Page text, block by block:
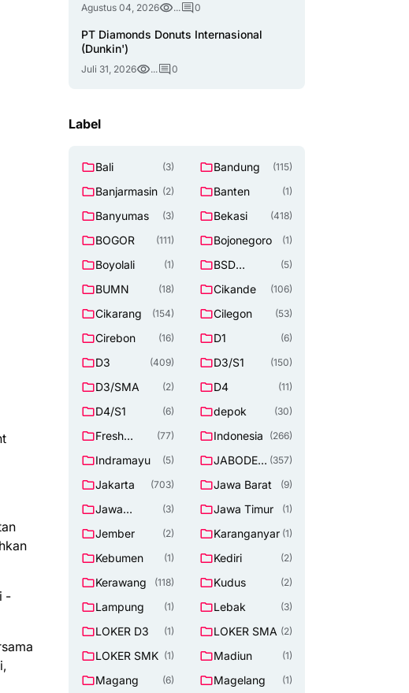
-
Agustus 04, 2026 ... 0
PT Diamonds Donuts Internasional
(Dunkin')
Juli 31, 2026 ... 0
Label
Bali (3) Bandung (115)
Banjarmasin (2) Banten (1)
Banyumas (3) Bekasi (418)
BOGOR (111) Bojonegoro (1)
Boyolali (1)
BSD
TANGERAN
G SELATAN
(5)
BUMN (18) Cikande (106)
Cikarang (154) Cilegon (53)
Cirebon (16) D1 (6)
D3 (409) D3/S1 (150)
D3/SMA (2) D4 (11)
D4/S1 (6) depok (30)
Fresh
(77) Indonesia (266)
Indramayu (5)
JABODET (357)
Jakarta (703) Jawa Barat (9)
Jawa
(3) Jawa Timur (1)
Jember (2) Karanganyar (1)
Kebumen (1) Kediri (2)
Kerawang (118) Kudus (2)
Lampung (1) Lebak (3)
LOKER D3 (1) LOKER SMA (2)
LOKER SMK (1) Madiun (1)
Magang (6) Magelang (1)